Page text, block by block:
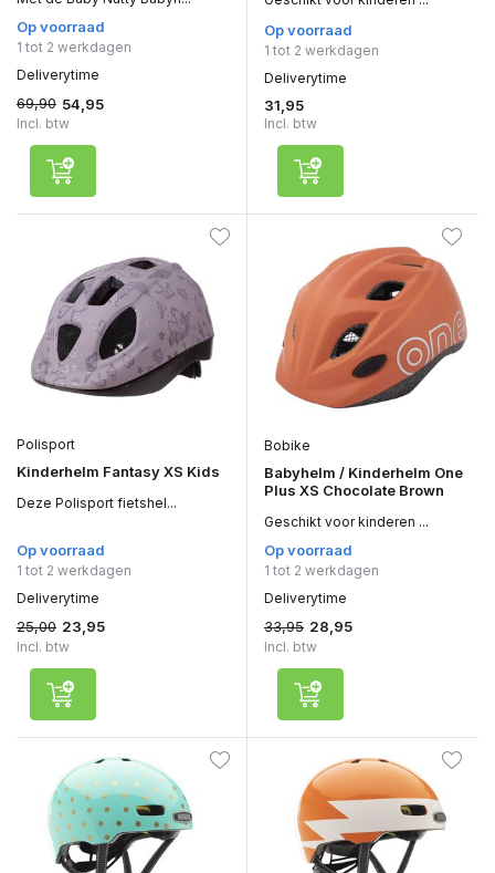
Op voorraad
1 tot 2 werkdagen
Deliverytime
69,90 54,95
Incl. btw
Op voorraad
1 tot 2 werkdagen
Deliverytime
31,95
Incl. btw
Polisport
Kinderhelm Fantasy XS Kids
Deze Polisport fietshel...
Op voorraad
1 tot 2 werkdagen
Deliverytime
25,00 23,95
Incl. btw
Bobike
Babyhelm / Kinderhelm One
Plus XS Chocolate Brown
Geschikt voor kinderen ...
Op voorraad
1 tot 2 werkdagen
Deliverytime
33,95 28,95
Incl. btw